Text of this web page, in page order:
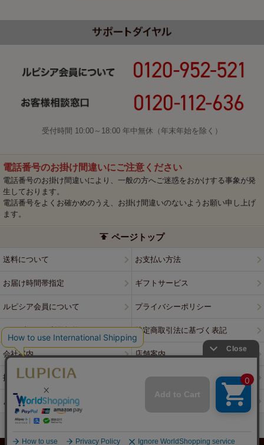
受付時間 10:00～18:00 年中無休（年末年始を除く）
電話番号のお掛け間違いにご注意ください
電話番号のお掛け間違いにより、一般の方へご迷惑をおかけする事象が発
生しております。
電話番号をよくお確かめのうえ、お掛け間違いのないようお願い申し上げ
ます。
ページトップ
送料について お支払い方法
お届け時間帯指定 ギフトサービス
ルピシア会員について プライバシーポリシー
ウェブサイト利用規約 特定商取引法に基づく表記
会社案内 店舗案内
採用情報 ルピシアブランド
よくある質問